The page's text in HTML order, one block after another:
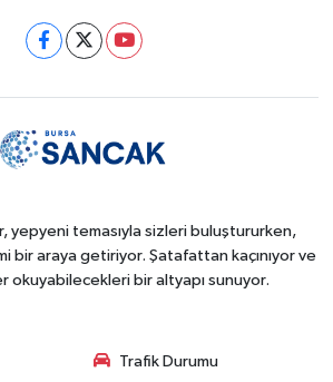
yepyeni temasıyla sizleri buluştururken,
bir araya getiriyor. Şatafattan kaçınıyor ve
okuyabilecekleri bir altyapı sunuyor.
Trafik Durumu